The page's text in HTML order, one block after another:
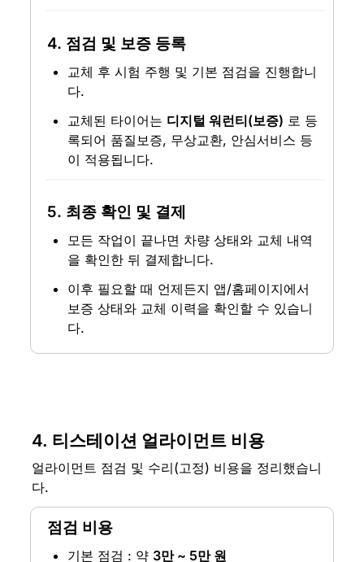
4. 점검 및 보증 등록
교체 후 시험 주행 및 기본 점검을 진행합니
다.
교체된 타이어는 디지털 워런티(보증) 로 등
록되어 품질보증, 무상교환, 안심서비스 등
이 적용됩니다.
5. 최종 확인 및 결제
모든 작업이 끝나면 차량 상태와 교체 내역
을 확인한 뒤 결제합니다.
이후 필요할 때 언제든지 앱/홈페이지에서
보증 상태와 교체 이력을 확인할 수 있습니
다.
4. 티스테이션 얼라이먼트 비용
얼라이먼트 점검 및 수리(고정) 비용을 정리했습니
다.
점검 비용
기본 점검 : 약 3만 ~ 5만 원